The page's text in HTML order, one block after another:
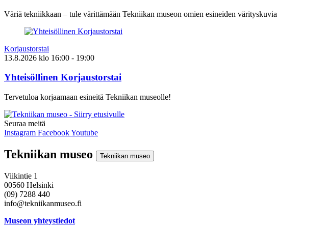
Väriä tekniikkaan – tule värittämään Tekniikan museon omien esineiden värityskuvia
Korjaustorstai
13.8.2026 klo 16:00 - 19:00
Yhteisöllinen Korjaustorstai
Tervetuloa korjaamaan esineitä Tekniikan museolle!
Seuraa meitä
Instagram FacebookYoutube
Tekniikan museo Tekniikan museo
Viikintie 1
00560 Helsinki
(09) 7288 440
info@tekniikanmuseo.fi
Museon yhteystiedot